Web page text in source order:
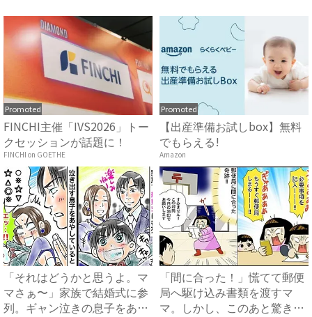
Promoted
FINCHI主催「IVS2026」トー
クセッションが話題に！
FINCHI on GOETHE
Promoted
【出産準備お試しbox】無料
でもらえる!
Amazon
「それはどうかと思うよ。マ
マさぁ〜」家族で結婚式に参
列。ギャン泣きの息子をあや
「間に合った！」慌てて郵便
局へ駆け込み書類を渡すマ
マ。しかし、このあと驚きの